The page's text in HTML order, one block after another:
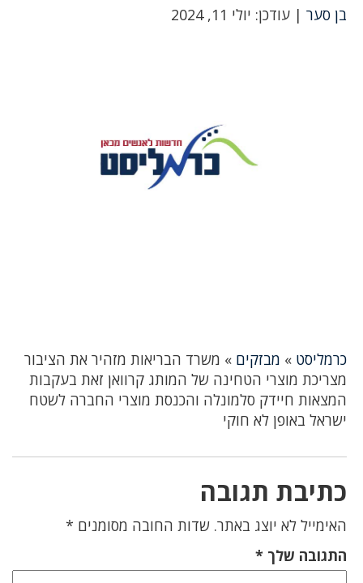
בן סער | עודכן: יולי 11, 2024
כרמליסט » מבזקים » משרד הבריאות מזהיר את הציבור
מצריכת מוצרי הטחינה של המותג קרוואן זאת בעקבות
המצאות חיידק סלמונלה והכנסת מוצרי החברה לשטח
ישראל באופן לא חוקי
כתיבת תגובה
האימייל לא יוצג באתר. שדות החובה מסומנים *
התגובה שלך *